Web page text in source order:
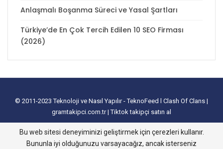
Anlaşmalı Boşanma Süreci ve Yasal Şartları
Türkiye’de En Çok Tercih Edilen 10 SEO Firması
(2026)
© 2011-2023Teknoloji ve Nasıl Yapılır - TeknoFeed Clash Of Clans |
gramtakipci.com.tr|Tiktok takipçi satın al
tanıtım yazısı satın al e-ticaret paketleri
İnstagram Türk Takipçi Satın
AlmaI Davetiye l instagram takipçi hilesi excel tablo oluşturma
Bu web sitesi deneyiminizi geliştirmek için çerezleri kullanır.
Bununla iyi olduğunuzu varsayacağız, ancak isterseniz